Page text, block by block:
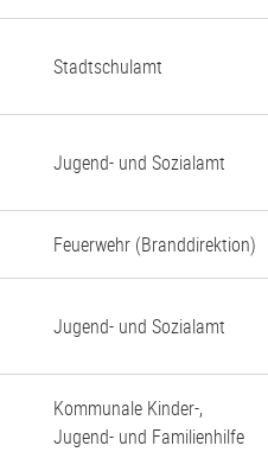
Stadtschulamt
Jugend- und Sozialamt
Feuerwehr (Branddirektion)
Jugend- und Sozialamt
Kommunale Kinder-,
Jugend- und Familienhilfe